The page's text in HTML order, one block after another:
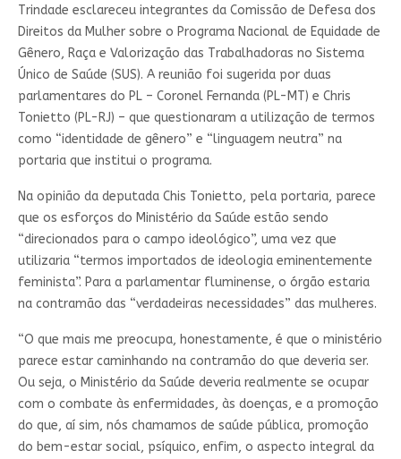
Trindade esclareceu integrantes da Comissão de Defesa dos
Direitos da Mulher sobre o Programa Nacional de Equidade de
Gênero, Raça e Valorização das Trabalhadoras no Sistema
Único de Saúde (SUS). A reunião foi sugerida por duas
parlamentares do PL – Coronel Fernanda (PL-MT) e Chris
Tonietto (PL-RJ) – que questionaram a utilização de termos
como “identidade de gênero” e “linguagem neutra” na
portaria que institui o programa.
Na opinião da deputada Chis Tonietto, pela portaria, parece
que os esforços do Ministério da Saúde estão sendo
“direcionados para o campo ideológico”, uma vez que
utilizaria “termos importados de ideologia eminentemente
feminista”. Para a parlamentar fluminense, o órgão estaria
na contramão das “verdadeiras necessidades” das mulheres.
“O que mais me preocupa, honestamente, é que o ministério
parece estar caminhando na contramão do que deveria ser.
Ou seja, o Ministério da Saúde deveria realmente se ocupar
com o combate às enfermidades, às doenças, e a promoção
do que, aí sim, nós chamamos de saúde pública, promoção
do bem-estar social, psíquico, enfim, o aspecto integral da